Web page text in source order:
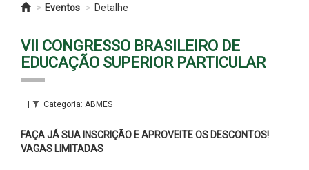
Eventos Detalhe
VII CONGRESSO BRASILEIRO DE
EDUCAÇÃO SUPERIOR PARTICULAR
| Categoria: ABMES
FAÇA JÁ SUA INSCRIÇÃO E APROVEITE OS DESCONTOS!
VAGAS LIMITADAS